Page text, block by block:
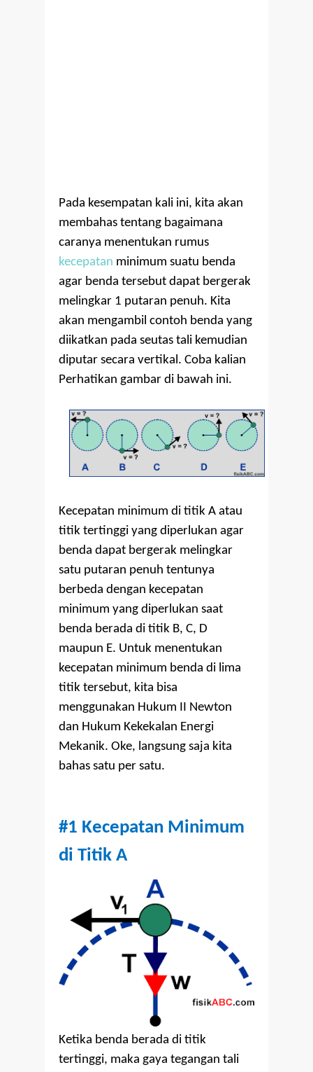
Pada kesempatan kali ini, kita akan
membahas tentang bagaimana
caranya menentukan rumus
kecepatan minimum suatu benda
agar benda tersebut dapat bergerak
melingkar 1 putaran penuh. Kita
akan mengambil contoh benda yang
diikatkan pada seutas tali kemudian
diputar secara vertikal. Coba kalian
Perhatikan gambar di bawah ini.
Kecepatan minimum di titik A atau
titik tertinggi yang diperlukan agar
benda dapat bergerak melingkar
satu putaran penuh tentunya
berbeda dengan kecepatan
minimum yang diperlukan saat
benda berada di titik B, C, D
maupun E. Untuk menentukan
kecepatan minimum benda di lima
titik tersebut, kita bisa
menggunakan Hukum II Newton
dan Hukum Kekekalan Energi
Mekanik. Oke, langsung saja kita
bahas satu per satu.
#1 Kecepatan Minimum
di Titik A
Ketika benda berada di titik
tertinggi, maka gaya tegangan tali